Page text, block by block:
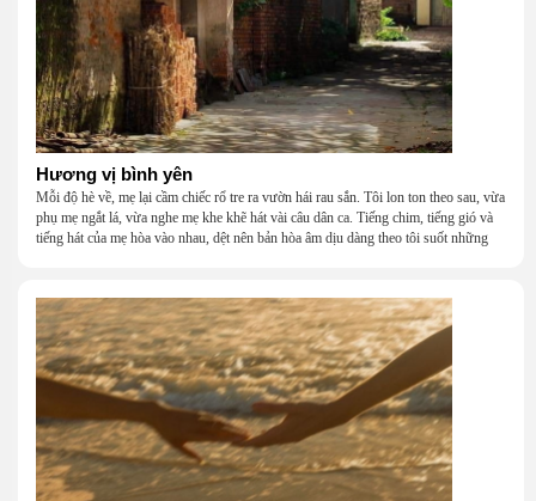
Hương vị bình yên
Mỗi độ hè về, mẹ lại cầm chiếc rổ tre ra vườn hái rau sắn. Tôi lon ton theo sau, vừa
phụ mẹ ngắt lá, vừa nghe mẹ khe khẽ hát vài câu dân ca. Tiếng chim, tiếng gió và
tiếng hát của mẹ hòa vào nhau, dệt nên bản hòa âm dịu dàng theo tôi suốt những